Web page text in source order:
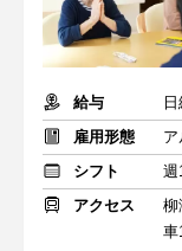
給与
雇用形態
ア
シフト
週
アクセス
柳
車